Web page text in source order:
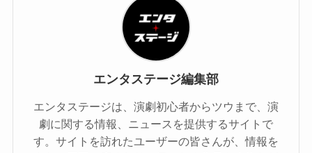
エンタステージ編集部
エンタステージは、演劇初心者からツウまで、演
劇に関する情報、ニュースを提供するサイトで
す。サイトを訪れたユーザーの皆さんが、情報を